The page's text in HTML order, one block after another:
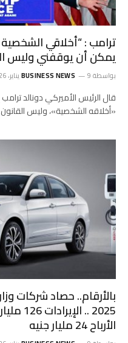
ترامب : “أخلاقي
يمكن أن يوقفني وليس
بواسطة BUSINESS NEWS 9 يناير، 2026
قال الرئيس الأميركي دونالد
«أخلاقه الشخصية»، وليس
بالأرقام.. حصاد شركات
الأرباح 24 مليار جنيه